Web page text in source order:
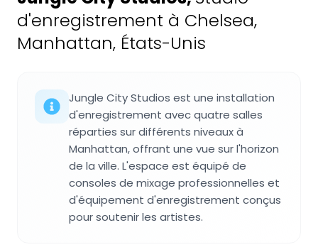
d'enregistrement à Chelsea,
Manhattan, États-Unis
Jungle City Studios est une installation
d'enregistrement avec quatre salles
réparties sur différents niveaux à
Manhattan, offrant une vue sur l'horizon
de la ville. L'espace est équipé de
consoles de mixage professionnelles et
d'équipement d'enregistrement conçus
pour soutenir les artistes.